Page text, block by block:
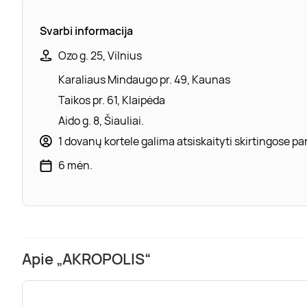
Svarbi informacija
Ozo g. 25, Vilnius
Karaliaus Mindaugo pr. 49, Kaunas
Taikos pr. 61, Klaipėda
Aido g. 8, Šiauliai.
1 dovanų kortele galima atsiskaityti skirtingose
6 mėn.
Apie „AKROPOLIS“